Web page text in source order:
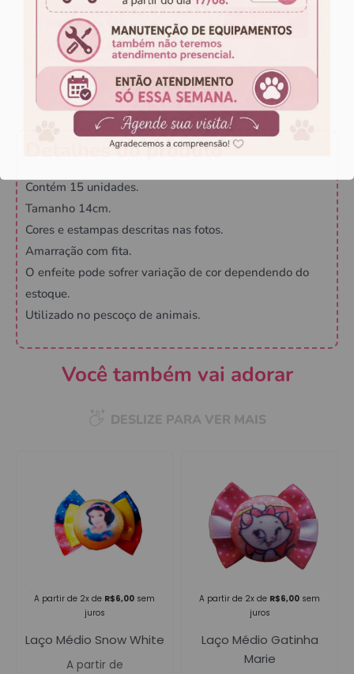
Não sei meu CEP
Detalhes do produto
Contém 15 unidades.
Tamanho 14cm.
Cores e estampas descritas nas fotos.
Amarração com fita.
O enfeite pode sofrer variação de cor dependendo do
estoque.
Utilizado no pescoço de animais.
Você também vai adorar
DESLIZE PARA VER MAIS
A partir de 2x de R$6,00 sem
juros
Laço Médio Snow White
A partir de
A partir de 2x de R$6,00 sem
juros
Laço Médio Gatinha
Marie
Campanha lançada com
sucesso!
Voltar